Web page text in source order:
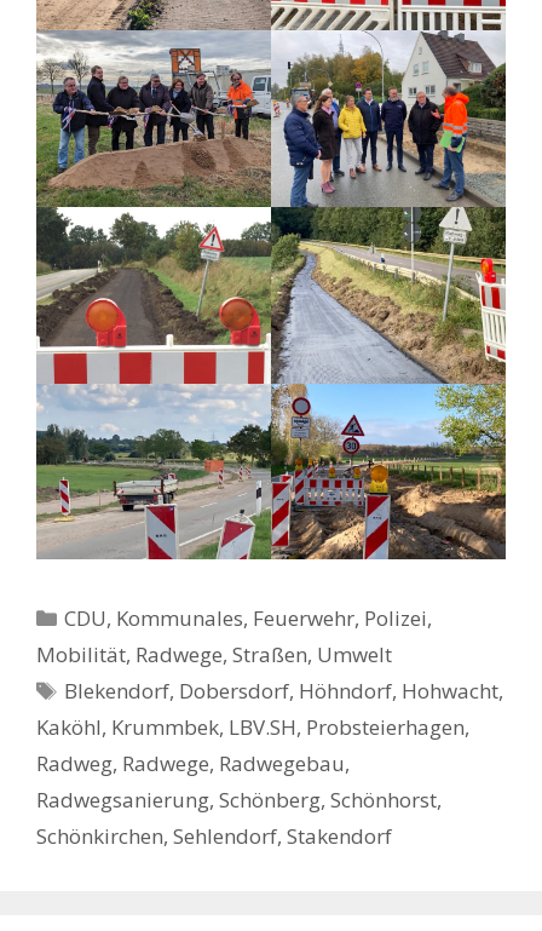
Kategorien
CDU, Kommunales, Feuerwehr, Polizei,
Mobilität, Radwege, Straßen, Umwelt
Schlagwörter
Blekendorf, Dobersdorf, Höhndorf, Hohwacht,
Kaköhl, Krummbek, LBV.SH, Probsteierhagen,
Radweg, Radwege, Radwegebau,
Radwegsanierung, Schönberg, Schönhorst,
Schönkirchen, Sehlendorf, Stakendorf